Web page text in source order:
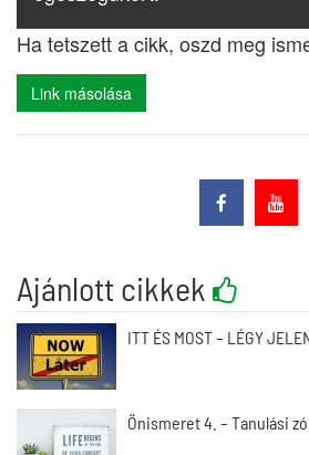
Ha tetszett a cikk, oszd meg
Link másolása
Ajánlott cikkek
ITT ÉS MOST – LÉGY
Önismeret 4. – Tanulási